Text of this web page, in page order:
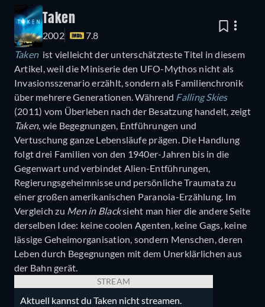
Taken
2002
7.8
Takenist vielleicht der unterschätzteste Titel in diesem
Artikel, weil die Miniserie den UFO-Mythos nicht als
Invasionsszenario erzählt, sondern als Familienchronik
über mehrere Generationen. Während Falling Skies
(2011) vom Überleben nach der Besatzung handelt, zeigt
Taken, wie Begegnungen, Entführungen und
Vertuschung ganze Lebensläufe prägen. Die Handlung
folgt drei Familien von den 1940er-Jahren bis in die
Gegenwart und verbindet Alien-Entführungen,
Regierungsgeheimnisse und persönliche Traumata zu
einer großen amerikanischen Paranoia-Erzählung. Im
Vergleich zu Men in Blacksieht man hier die andere Seite
derselben Idee: keine coolen Agenten, keine Gags, keine
lässige Geheimorganisation, sondern Menschen, deren
Leben durch Begegnungen mit dem Unerklärlichen aus
der Bahn gerät.
STREAM
Aktuell kannst du Taken nicht streamen.